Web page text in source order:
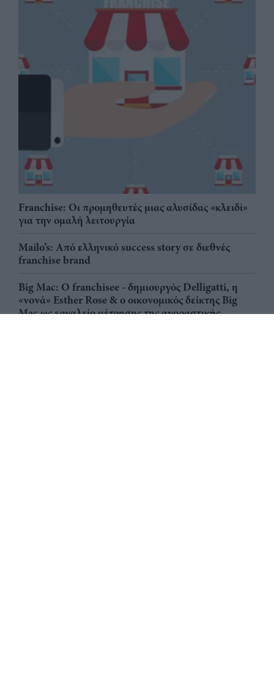
Franchise: Οι προμηθευτές μιας αλυσίδας «κλειδί»
για την ομαλή λειτουργία
Mailo’s: Από ελληνικό success story σε διεθνές
franchise brand
Big Mac: Ο franchisee - δημιουργός Delligatti, η
«νονά» Esther Rose & ο οικονομικός δείκτης Big
Mac ως εργαλείο μέτρησης της αγοραστικής